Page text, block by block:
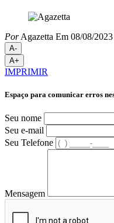
PorAgazetta Em 08/08/
A-
A+
IMPRIMIR
Espaço para comunicar erros
Seu nome
Seu e-mail
Seu Telefone
Mensagem